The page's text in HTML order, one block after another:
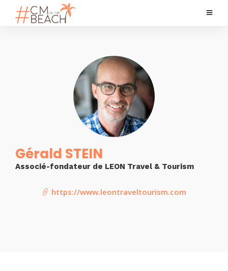
Gérald STEIN
Associé-fondateur de LEON Travel & Tourism
https://www.leontraveltourism.com